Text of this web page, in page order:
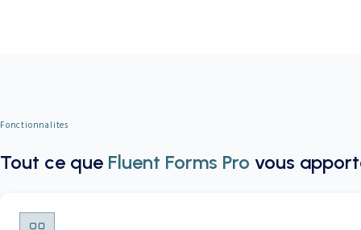
Fonctionnalites
Tout ce que Fluent Forms Pro vous